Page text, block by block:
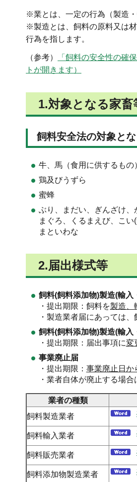
※業とは、一定の行為（製造
※製造とは、飼料の原料又は
行為を指します。
（参考）
「飼料の安全性の確
トが開きます）
1.対象となる家畜
飼料安全法の対象と
牛、馬（食用に供するも
鶏及びうずら
蜜蜂
ぶり、まだい、ぎんざけ
まぐろ、くるまえび、こ
まといわな
2.届出様式等
飼料(飼料添加物)製造(輸入
・提出期限：飼料を製造、
・製造業者届にあっては
飼料(飼料添加物)製造(輸
・提出期限：届出事項に変
事業廃止届
・提出期限： 事業廃止日か
・業者自体が廃止する場
業者の種類
飼料製造業者
飼料輸入業者
飼料販売業者
飼料添加物製造業者